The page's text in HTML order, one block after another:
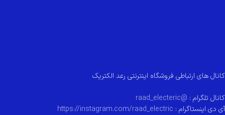
کانال های ارتباطی فروشگاه اینترنتی رعد الکتریک
کانال تلگرام : @raad_electeric
آی دی اینستاگرام : https://instagram.com/raad_electric